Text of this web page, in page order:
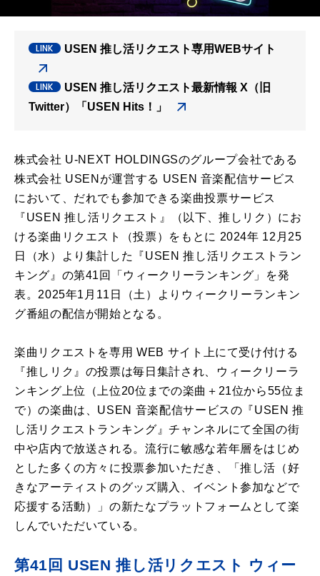
USEN 推し活リクエスト専用WEBサイト
USEN 推し活リクエスト最新情報 X（旧
Twitter）「USEN Hits！」
株式会社 U-NEXT HOLDINGSのグループ会社である
株式会社 USENが運営する USEN 音楽配信サービス
において、だれでも参加できる楽曲投票サービス
『USEN 推し活リクエスト』（以下、推しリク）にお
ける楽曲リクエスト（投票）をもとに 2024年 12月25
日（水）より集計した『USEN 推し活リクエストラン
キング』の第41回「ウィークリーランキング」を発
表。2025年1月11日（土）よりウィークリーランキン
グ番組の配信が開始となる。
楽曲リクエストを専用 WEB サイト上にて受け付ける
『推しリク』の投票は毎日集計され、ウィークリーラ
ンキング上位（上位20位までの楽曲＋21位から55位ま
で）の楽曲は、USEN 音楽配信サービスの『USEN 推
し活リクエストランキング』チャンネルにて全国の街
中や店内で放送される。流行に敏感な若年層をはじめ
とした多くの方々に投票参加いただき、「推し活（好
きなアーティストのグッズ購入、イベント参加などで
応援する活動）」の新たなプラットフォームとして楽
しんでいただいている。
第41回 USEN 推し活リクエスト ウィー